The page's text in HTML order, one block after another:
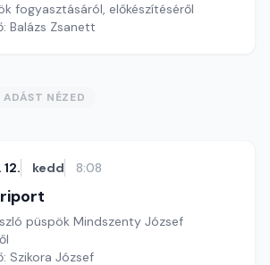
fogyasztásáról, előkészítéséről
Balázs Zsanett
NÉZED
kedd 8:08
riport
püspök Mindszenty József
Szikora József